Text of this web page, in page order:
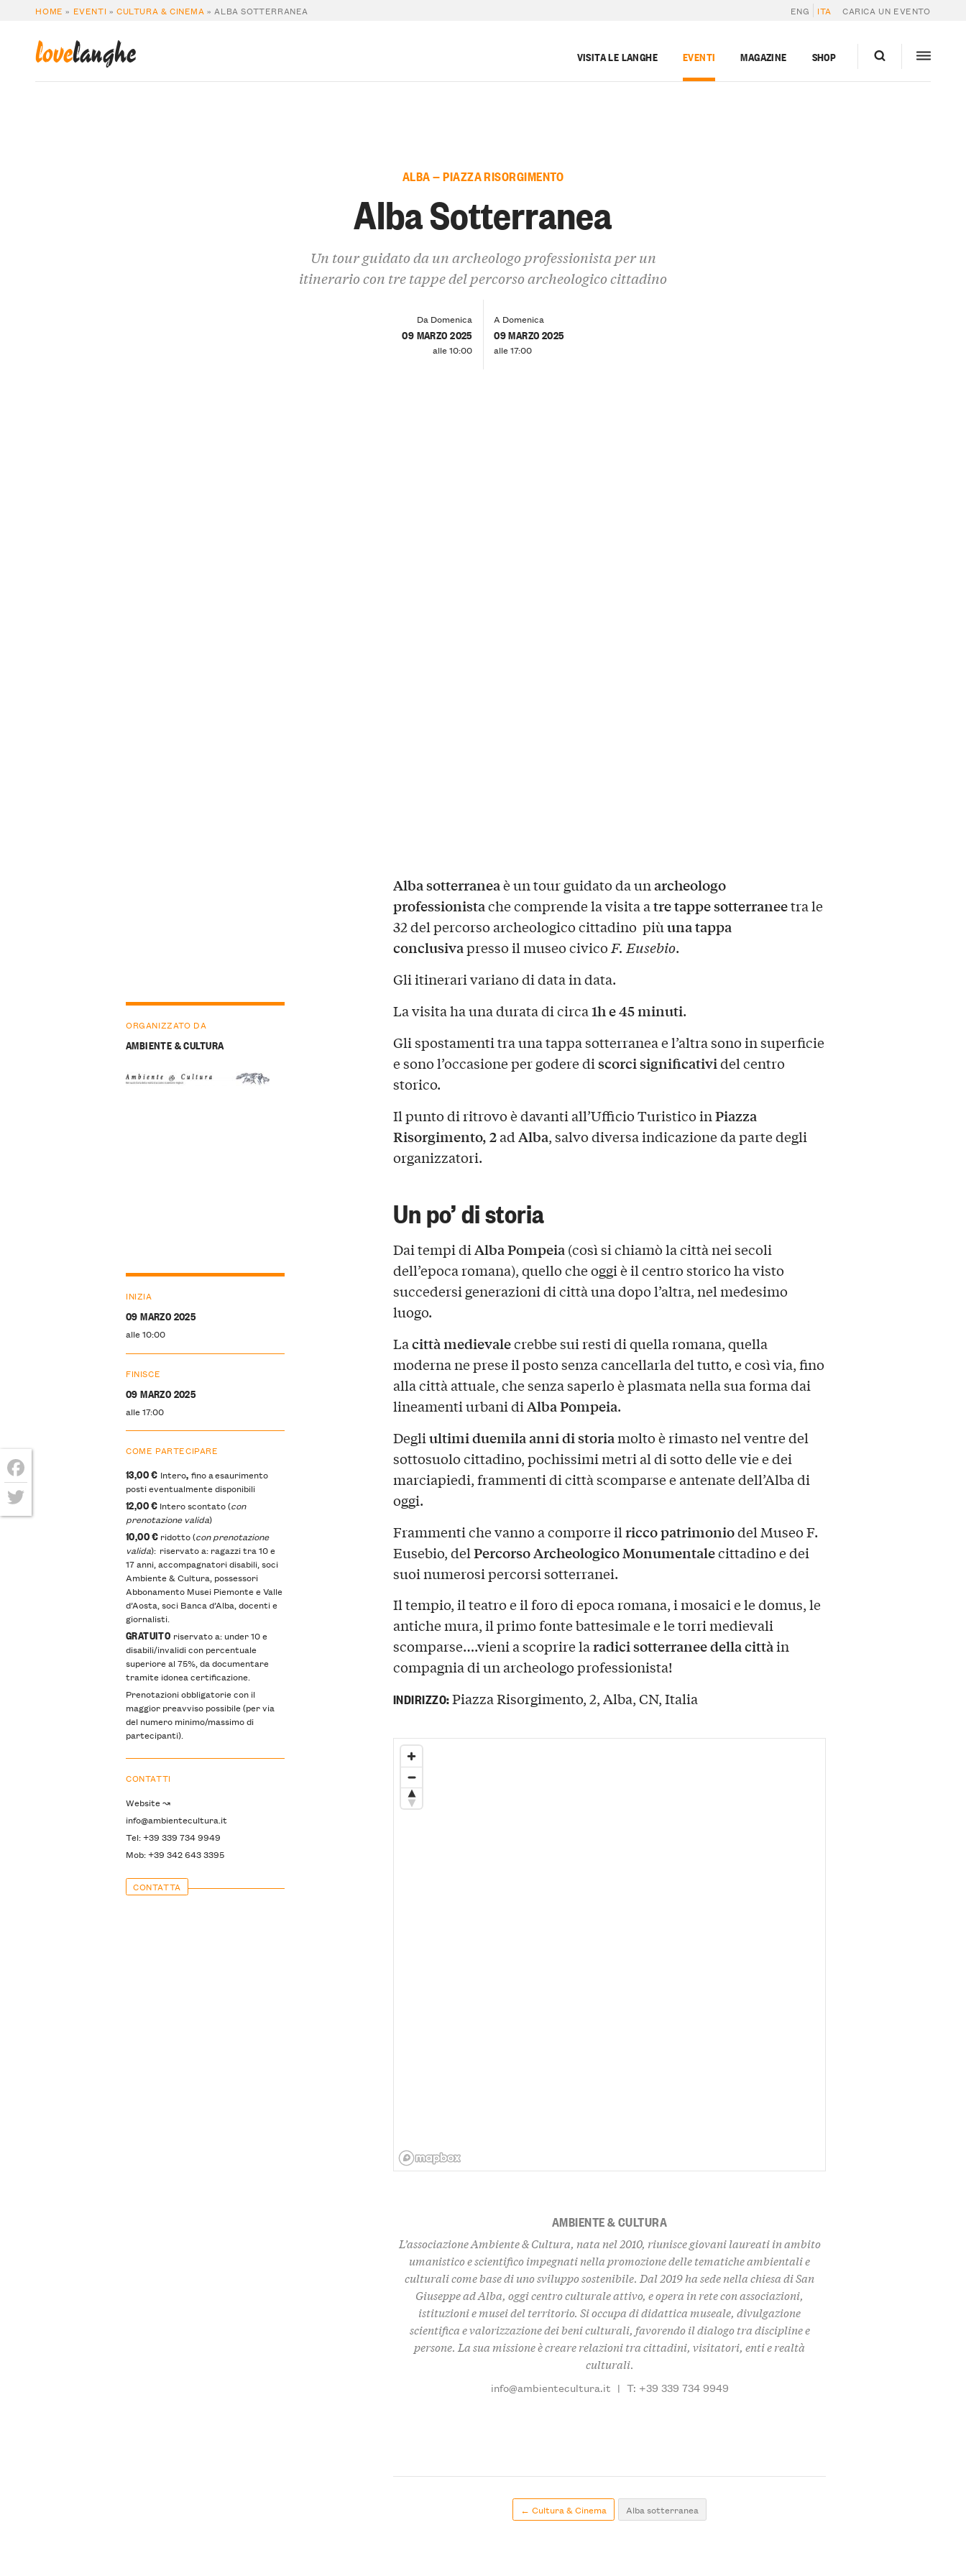
HOME » EVENTI »CULTURA & CINEMA »ALBA SOTTERRANEA ENG ITA CARICA UN EVENTO
lovelanghe VISITA LE LANGHE EVENTI MAGAZINE SHOP
ALBA — PIAZZA RISORGIMENTO
Alba Sotterranea
Un tour guidato da un archeologo professionista per un
itinerario con tre tappe del percorso archeologico cittadino
Da Domenica
09 MARZO 2025
alle 10:00
A Domenica
09 MARZO 2025
alle 17:00
Alba sotterraneaè un tour guidato da unarcheologo
professionistache comprende la visita atre tappe sotterraneetra le
32 del percorso archeologico cittadino piùuna tappa
conclusivapresso il museo civicoF. Eusebio.
Gli itinerari variano di data in data.
La visita ha una durata di circa1h e 45 minuti.
Gli spostamenti tra una tappa sotterranea e l’altra sono in superficie
e sono l’occasione per godere discorci significatividel centro
storico.
Il punto di ritrovo è davanti all’Ufficio Turistico inPiazza
Risorgimento, 2ad Alba, salvo diversa indicazione da parte degli
organizzatori.
Un po’ di storia
Dai tempi diAlba Pompeia(così si chiamò la città nei secoli
dell’epoca romana), quello che oggi è il centro storico ha visto
succedersi generazioni di città una dopo l’altra, nel medesimo
luogo.
Lacittà medievalecrebbe sui resti di quella romana, quella
moderna ne prese il posto senza cancellarla del tutto, e così via, fino
alla città attuale, che senza saperlo è plasmata nella sua forma dai
lineamenti urbani diAlba Pompeia.
Degliultimi duemila anni di storiamolto è rimasto nel ventre del
sottosuolo cittadino, pochissimi metri al di sotto delle vie e dei
marciapiedi, frammenti di città scomparse e antenate dell’Alba di
oggi.
Frammenti che vanno a comporre ilricco patrimoniodel Museo F.
Eusebio, delPercorso Archeologico Monumentalecittadino e dei
suoi numerosi percorsi sotterranei.
Il tempio, il teatro e il foro di epoca romana, i mosaici e le domus, le
antiche mura, il primo fonte battesimale e le torri medievali
scomparse….vieni a scoprire laradici sotterranee della cittàin
compagnia di un archeologo professionista!
ORGANIZZATO DA
AMBIENTE & CULTURA
INIZIA
09 MARZO 2025
alle 10:00
FINISCE
09 MARZO 2025
alle 17:00
COME PARTECIPARE
13,00 € Intero,fino a esaurimento
posti eventualmente disponibili
12,00 € Intero scontato (con
prenotazione valida)
10,00 € ridotto (con prenotazione
valida): riservato a: ragazzi tra 10 e
17 anni, accompagnatori disabili, soci
Ambiente & Cultura, possessori
Abbonamento Musei Piemonte e Valle
d’Aosta, soci Banca d’Alba, docenti e
giornalisti.
GRATUITO riservato a: under 10 e
disabili/invalidi con percentuale
superiore al 75%, da documentare
tramite idonea certificazione.
Prenotazioni obbligatorie con il
maggior preavviso possibile (per via
del numero minimo/massimo di
partecipanti).
CONTATTI
Website ↝
info@ambientecultura.it
Tel: +39 339 734 9949
Mob: +39 342 643 3395
CONTATTA
INDIRIZZO:Piazza Risorgimento, 2, Alba, CN, Italia
AMBIENTE & CULTURA
L’associazione Ambiente & Cultura, nata nel 2010, riunisce giovani laureati in ambito
umanistico e scientifico impegnati nella promozione delle tematiche ambientali e
culturali come base di uno sviluppo sostenibile. Dal 2019 ha sede nella chiesa di San
Giuseppe ad Alba, oggi centro culturale attivo, e opera in rete con associazioni,
istituzioni e musei del territorio. Si occupa di didattica museale, divulgazione
scientifica e valorizzazione dei beni culturali, favorendo il dialogo tra discipline e
persone. La sua missione è creare relazioni tra cittadini, visitatori, enti e realtà
culturali.
info@ambientecultura.it | T: +39 339 734 9949
← Cultura & Cinema Alba sotterranea
Facebook
Twitter